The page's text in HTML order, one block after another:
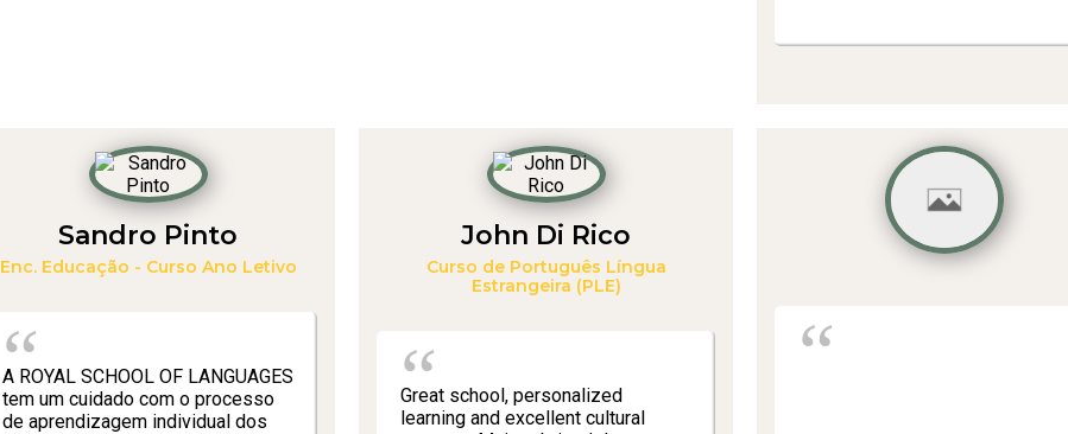
Sandro Pinto
Enc. Educação - Curso Ano Letivo
A ROYAL SCHOOL OF LANGUAGES
tem um cuidado com o processo
de aprendizagem individual dos
John Di Rico
Curso de Português Língua
Estrangeira (PLE)
Great school, personalized
learning and excellent cultural